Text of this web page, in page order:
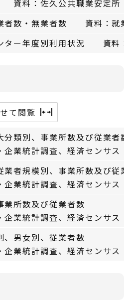
資料：佐久公共職業安定所
者数・無業者数 資料：就業
ター年度別利用状況 資料：
て閲覧
類別、事業所数及び従業者数
企業統計調査、経済センサス
業者規模別、事業所数及び従業
企業統計調査、経済センサス
業所数及び従業者数
企業統計調査、経済センサス
、男女別、従業者数
企業統計調査、経済センサス